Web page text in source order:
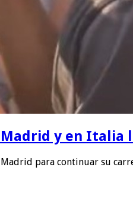
Madrid y en
Madrid para continuar su